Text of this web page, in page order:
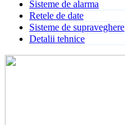
Sisteme de alarma
Retele de date
Sisteme de supraveghere
Detalii tehnice